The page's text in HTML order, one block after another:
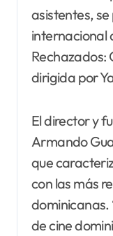
asistentes,
internacional
Rechazados:
dirigida por
El director y
Armando
que
con las más
dominicanas.
de cine